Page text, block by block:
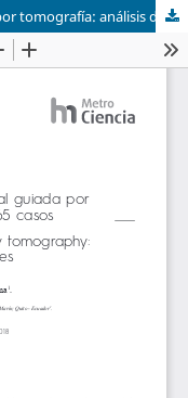
Biopsia estereotáctica cerebral guiada por tomografía: análisis de 65 casos